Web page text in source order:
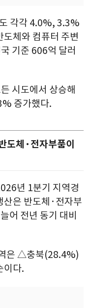
각각 4.0%, 3.3%
체와 컴퓨터 주변
기준 606억 달러
시도에서 상승해
증가했다.
도체·전자부품이
년 1분기 지역경
산은 반도체·전자부
어 전년 동기 대비
은 △충북(28.4%)
다.